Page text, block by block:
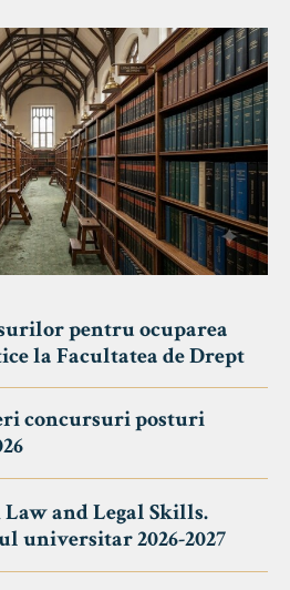
pentru ocuparea
la Facultatea de Drept
concursuri posturi
and Legal Skills.
universitar 2026-2027